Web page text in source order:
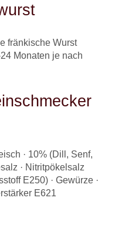
fränkische Wurst
Monaten je nach
· 10% (Dill, Senf,
· Nitritpökelsalz
E250) · Gewürze ·
E621